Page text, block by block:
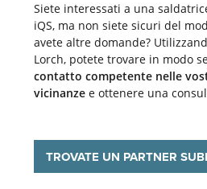
Siete interessati a una
iQS, ma non siete sicuri del
avete altre domande?
Lorch, potete trovare in modo
contatto competente nelle
vicinanzee ottenere una
TROVATE UN PARTNER